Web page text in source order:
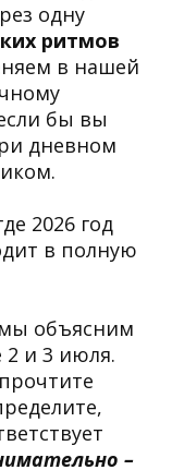
одну
ритмов
в нашей
бы вы
дневном
2026 год
в полную
объясним
2 и 3 июля.
–